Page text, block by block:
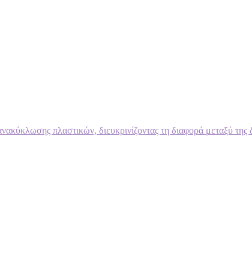
πλαστικών, διευκρινίζοντας τη διαφορά μεταξύ